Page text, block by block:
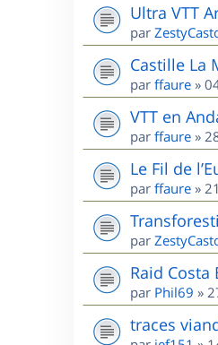
Ultra VTT
par
Castille La
par ffaure »
VTT en
par ffaure »
Le Fil de
par ffaure »
par
Raid Costa
par Phil69 »
traces